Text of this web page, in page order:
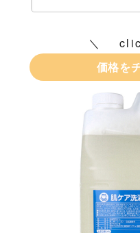
価格を